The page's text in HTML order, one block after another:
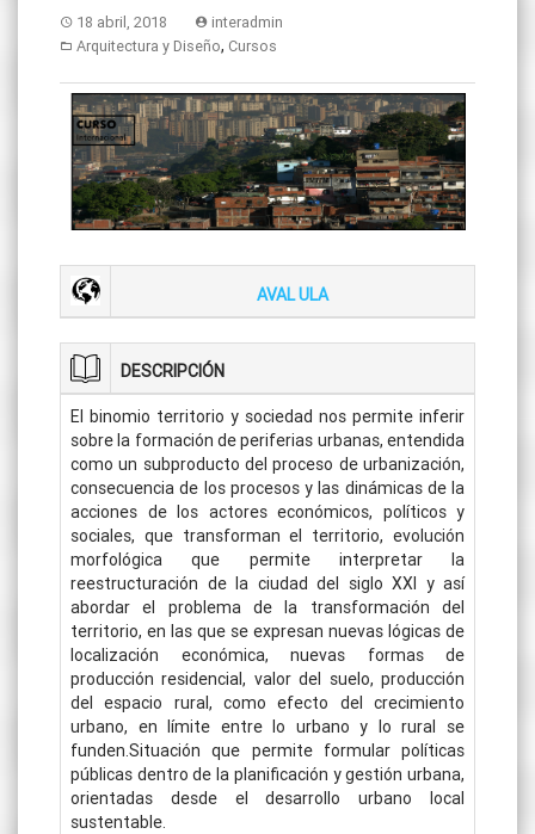
18 abril, 2018
interadmin
Arquitectura y Diseño, Cursos
AVAL ULA
DESCRIPCIÓN
El binomio territorio y sociedad nos permite inferir
sobre la formación de periferias urbanas, entendida
como un subproducto del proceso de urbanización,
consecuencia de los procesos y las dinámicas de la
acciones de los actores económicos, políticos y
sociales, que transforman el territorio, evolución
morfológica que permite interpretar la
reestructuración de la ciudad del siglo XXI y así
abordar el problema de la transformación del
territorio, en las que se expresan nuevas lógicas de
localización económica, nuevas formas de
producción residencial, valor del suelo, producción
del espacio rural, como efecto del crecimiento
urbano, en límite entre lo urbano y lo rural se
funden.Situación que permite formular políticas
públicas dentro de la planificación y gestión urbana,
orientadas desde el desarrollo urbano local
sustentable.